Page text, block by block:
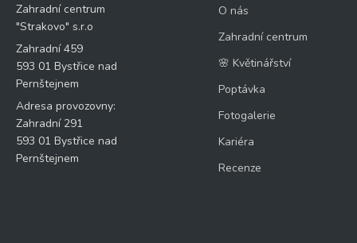
Zahradní centrum
"Strakovo" s.r.o
Zahradní 459
593 01 Bystřice nad
Pernštejnem
Adresa provozovny:
Zahradní 291
593 01 Bystřice nad
Pernštejnem
O nás
Zahradní centrum
🌸 Květinářství
Poptávka
Fotogalerie
Kariéra
Recenze